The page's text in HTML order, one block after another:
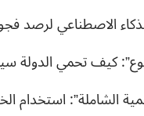
الاصطناعي لرصد
كيف تحمي الدولة
الشاملة”: